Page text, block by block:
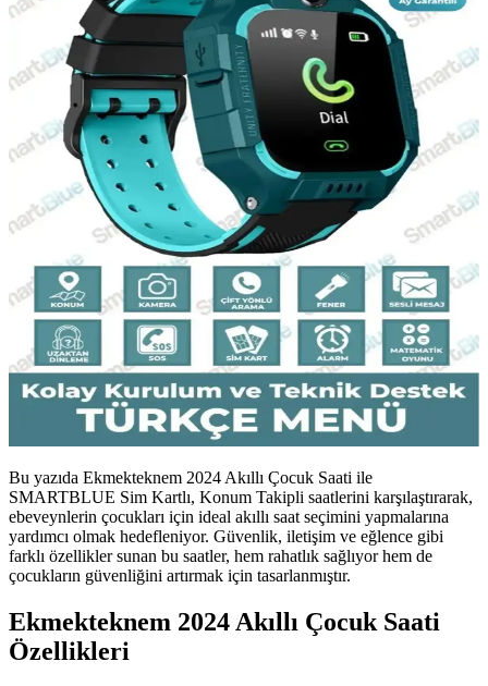
Bu yazıda Ekmekteknem 2024 Akıllı Çocuk Saati ile
SMARTBLUE Sim Kartlı, Konum Takipli saatlerini karşılaştırarak,
ebeveynlerin çocukları için ideal akıllı saat seçimini yapmalarına
yardımcı olmak hedefleniyor. Güvenlik, iletişim ve eğlence gibi
farklı özellikler sunan bu saatler, hem rahatlık sağlıyor hem de
çocukların güvenliğini artırmak için tasarlanmıştır.
Ekmekteknem 2024 Akıllı Çocuk Saati
Özellikleri